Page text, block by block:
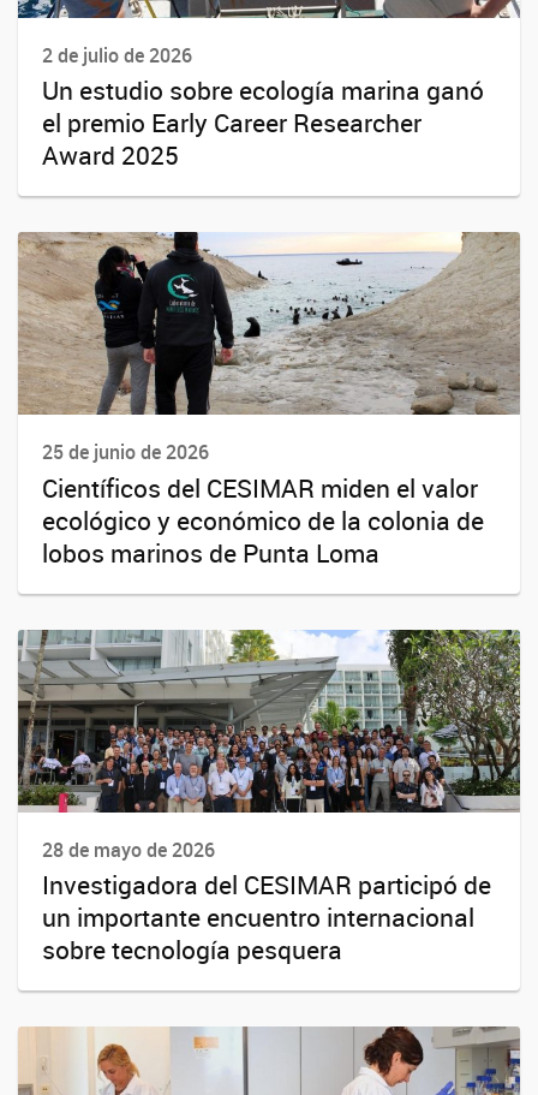
2 de julio de 2026
Un estudio sobre ecología marina ganó
el premio Early Career Researcher
Award 2025
25 de junio de 2026
Científicos del CESIMAR miden el valor
ecológico y económico de la colonia de
lobos marinos de Punta Loma
28 de mayo de 2026
Investigadora del CESIMAR participó de
un importante encuentro internacional
sobre tecnología pesquera